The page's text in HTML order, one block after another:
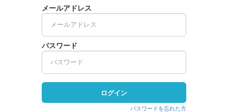
メールアドレス
パスワード
ログイン
パスワードを忘れた方